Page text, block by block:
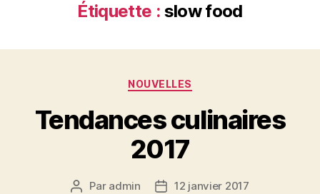
Étiquette : slow food
Catégories
NOUVELLES
Tendances culinaires
2017
Auteur
Par admin
Date12 janvier 2017